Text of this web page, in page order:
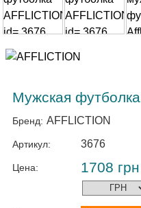
Мужская футболка
Бренд: AFFLICTION
Артикул: 3676
Цена: 1708 грн